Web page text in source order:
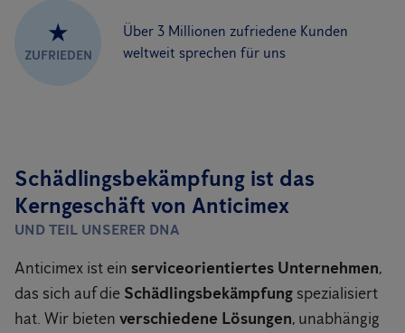
★
ZUFRIEDEN
Über 3 Millionen zufriedene Kunden
weltweit sprechen für uns
Schädlingsbekämpfung ist das
Kerngeschäft von Anticimex
UND TEIL UNSERER DNA
Anticimex ist ein serviceorientiertes Unternehmen,
das sich auf die Schädlingsbekämpfung spezialisiert
hat. Wir bieten verschiedene Lösungen, unabhängig